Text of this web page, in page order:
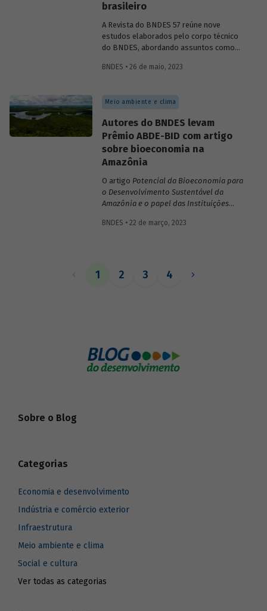
brasileiro
A Revista do BNDES 57 reúne nove
estudos elaborados pelo corpo técnico
do BNDES, abordando assuntos como
saúde no território da Amazônia Legal,
BNDES • 26 de maio, 2023
Meio ambiente e clima
Autores do BNDES levam
Prêmio ABDE-BID com artigo
sobre bioeconomia na
Amazônia
O artigo Potencial da Bioeconomia para
o Desenvolvimento Sustentável da
Amazônia e o papel das Instituições
Leonardo Pamplona, Nabil Kadri e Julio
sustentável, inclusivo e inovativo” do
BNDES • 22 de março, 2023
1 2 3 4
Sobre o Blog
Categorias
Economia e desenvolvimento
Indústria e comércio exterior
Infraestrutura
Meio ambiente e clima
Social e cultura
Ver todas as categorias